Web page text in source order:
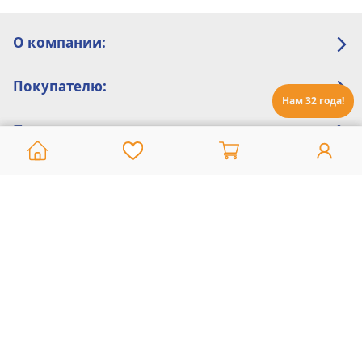
Нам 32 года!
О компании:
Покупателю:
Помощь: